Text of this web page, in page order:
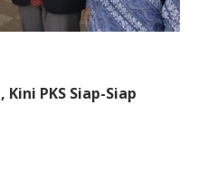
PKS Siap-Siap